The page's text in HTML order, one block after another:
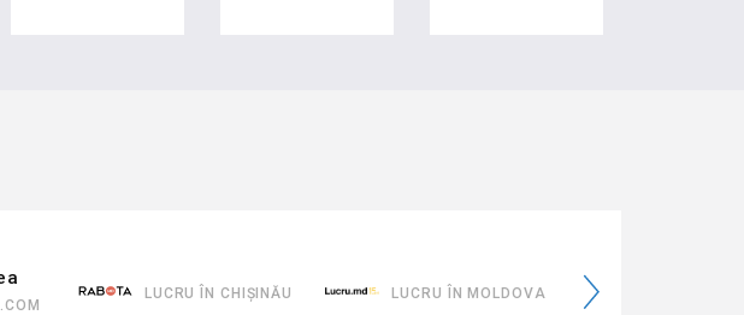
ÎN CHIȘINĂU LUCRU ÎN MOLDOVA
EMOLDOVATA.GOV.MD